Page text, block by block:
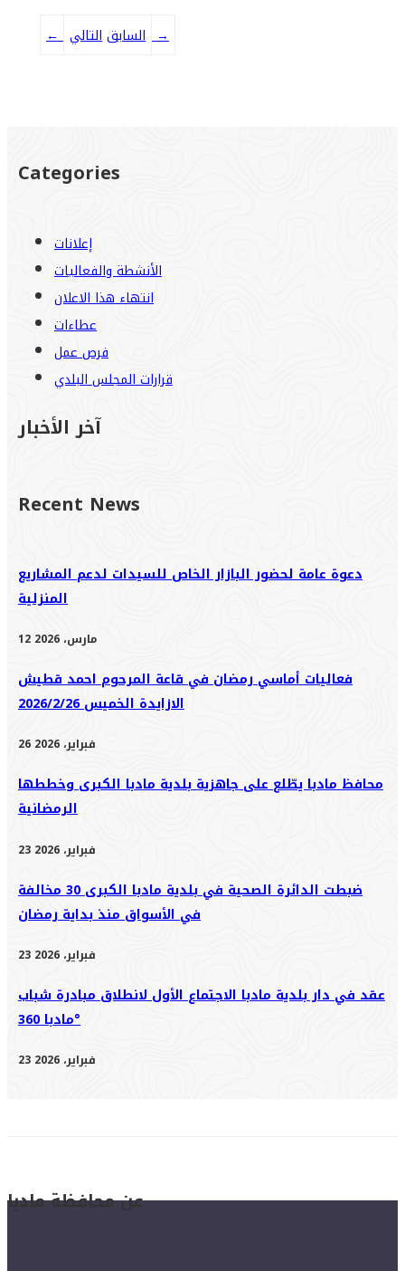
← السابق التالي→
Categories
إعلانات
الأنشطة والفعاليات
انتهاء هذا الاعلان
عطاءات
فرص عمل
قرارات المجلس البلدي
آخر الأخبار
Recent News
دعوة عامة لحضور البازار الخاص للسيدات لدعم المشاريع
المنزلية
12 مارس، 2026
فعاليات أماسي رمضان في قاعة المرحوم احمد قطيش
الازايدة الخميس 2026/2/26
26 فبراير، 2026
محافظ مادبا يطّلع على جاهزية بلدية مادبا الكبرى وخططها
الرمضانية
23 فبراير، 2026
ضبطت الدائرة الصحية في بلدية مادبا الكبرى 30 مخالفة
في الأسواق منذ بداية رمضان
23 فبراير، 2026
عقد في دار بلدية مادبا الاجتماع الأول لانطلاق مبادرة شباب
مادبا 360°
23 فبراير، 2026
عن محافظة مادبا